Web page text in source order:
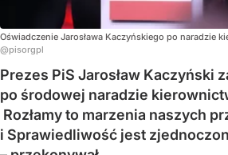
Oświadczenie Jarosława Kaczyńskiego po naradzie
@pisorgpl
Prezes PiS Jarosław Kaczyński
po środowej naradzie
Rozłamy to marzenia naszych
i Sprawiedliwość jest